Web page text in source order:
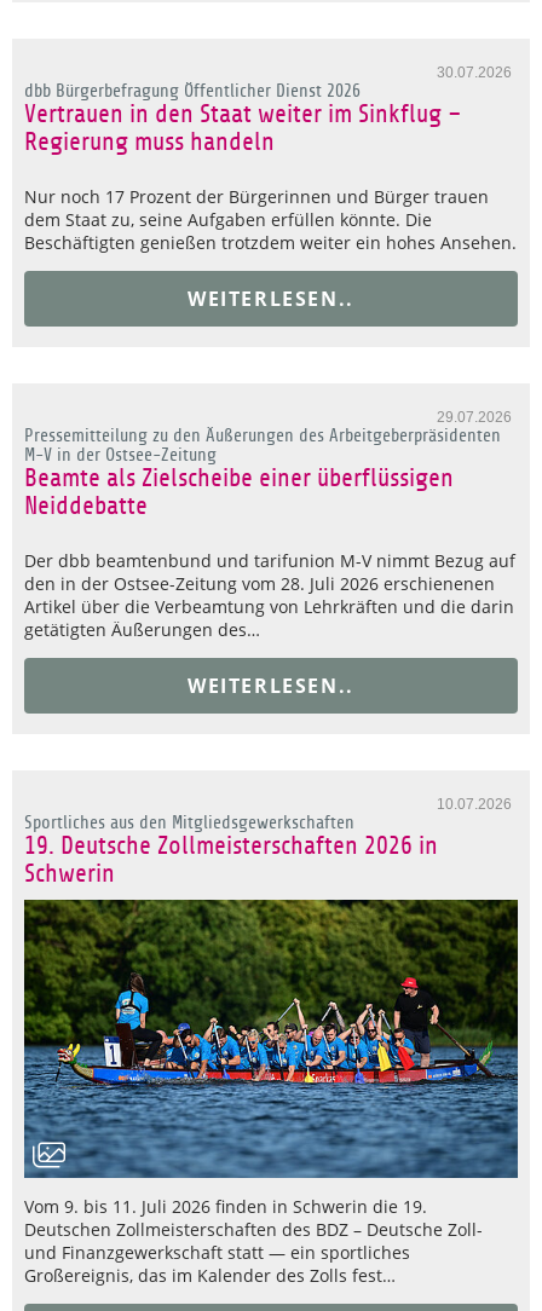
30.07.2026
dbb Bürgerbefragung Öffentlicher Dienst 2026
Vertrauen in den Staat weiter im Sinkflug –
Regierung muss handeln
Nur noch 17 Prozent der Bürgerinnen und Bürger trauen
dem Staat zu, seine Aufgaben erfüllen könnte. Die
Beschäftigten genießen trotzdem weiter ein hohes Ansehen.
WEITERLESEN..
29.07.2026
Pressemitteilung zu den Äußerungen des Arbeitgeberpräsidenten
M-V in der Ostsee-Zeitung
Beamte als Zielscheibe einer überflüssigen
Neiddebatte
Der dbb beamtenbund und tarifunion M-V nimmt Bezug auf
den in der Ostsee-Zeitung vom 28. Juli 2026 erschienenen
Artikel über die Verbeamtung von Lehrkräften und die darin
getätigten Äußerungen des…
WEITERLESEN..
10.07.2026
Sportliches aus den Mitgliedsgewerkschaften
19. Deutsche Zollmeisterschaften 2026 in
Schwerin
Vom 9. bis 11. Juli 2026 finden in Schwerin die 19.
Deutschen Zollmeisterschaften des BDZ – Deutsche Zoll-
und Finanzgewerkschaft statt — ein sportliches
Großereignis, das im Kalender des Zolls fest…